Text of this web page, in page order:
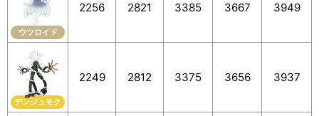
ウツロイド
2256 2821 3385 3667 3949
デンジュモク
2249 2812 3375 3656 3937